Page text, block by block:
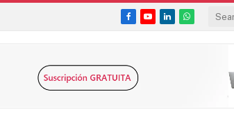
Facebook
YouTube
LinkedInWhatsApp